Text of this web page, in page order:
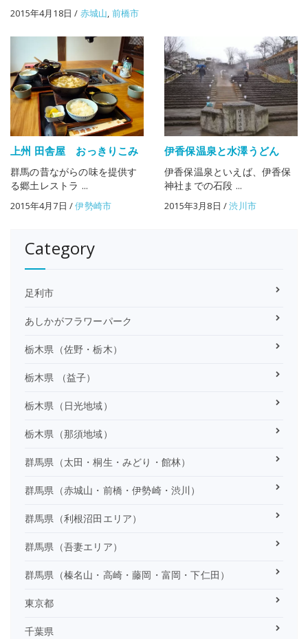
2015年4月18日 / 赤城山, 前橋市
上州 田舎屋 おっきりこみ
群馬の昔ながらの味を提供す
る郷土レストラ ...
2015年4月7日 /伊勢崎市
伊香保温泉と水澤うどん
伊香保温泉といえば、伊香保
神社までの石段 ...
2015年3月8日 /渋川市
Category
足利市
あしかがフラワーパーク
栃木県（佐野・栃木）
栃木県 （益子）
栃木県（日光地域）
栃木県（那須地域）
群馬県（太田・桐生・みどり・館林）
群馬県（赤城山・前橋・伊勢崎・渋川）
群馬県（利根沼田エリア）
群馬県（吾妻エリア）
群馬県（榛名山・高崎・藤岡・富岡・下仁田）
東京都
千葉県